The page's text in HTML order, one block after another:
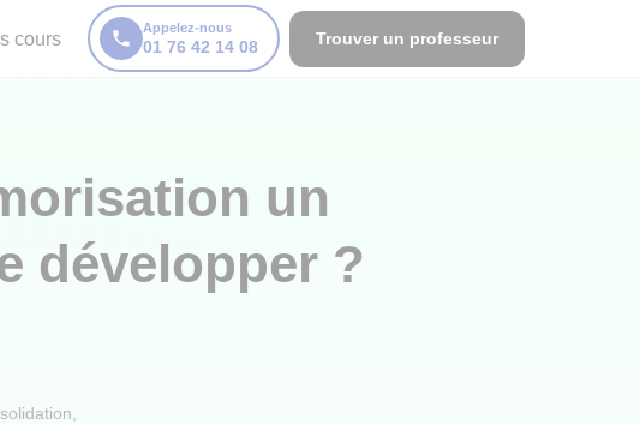
cours
Appelez-nous
01 76 42 14 08 Trouver un professeur
un
développer ?